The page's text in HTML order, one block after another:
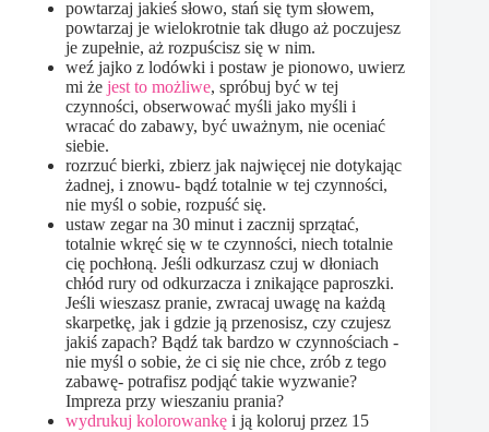
powtarzaj jakieś słowo, stań się tym słowem,
powtarzaj je wielokrotnie tak długo aż poczujesz
je zupełnie, aż rozpuścisz się w nim.
weź jajko z lodówki i postaw je pionowo, uwierz
mi że jest to możliwe, spróbuj być w tej
czynności, obserwować myśli jako myśli i
wracać do zabawy, być uważnym, nie oceniać
siebie.
rozrzuć bierki, zbierz jak najwięcej nie dotykając
żadnej, i znowu- bądź totalnie w tej czynności,
nie myśl o sobie, rozpuść się.
ustaw zegar na 30 minut i zacznij sprzątać,
totalnie wkręć się w te czynności, niech totalnie
cię pochłoną. Jeśli odkurzasz czuj w dłoniach
chłód rury od odkurzacza i znikające paproszki.
Jeśli wieszasz pranie, zwracaj uwagę na każdą
skarpetkę, jak i gdzie ją przenosisz, czy czujesz
jakiś zapach? Bądź tak bardzo w czynnościach -
nie myśl o sobie, że ci się nie chce, zrób z tego
zabawę- potrafisz podjąć takie wyzwanie?
Impreza przy wieszaniu prania?
wydrukuj kolorowankę i ją koloruj przez 15